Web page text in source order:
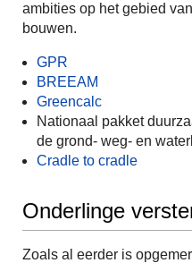
ambities op het gebied
bouwen.
GPR
BREEAM
Greencalc
Nationaal pakket
de grond- weg- en
Cradle to cradle
Onderlinge
Zoals al eerder is